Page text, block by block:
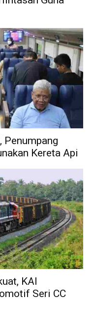
Penumpang
Kereta Api
KAI
Seri CC